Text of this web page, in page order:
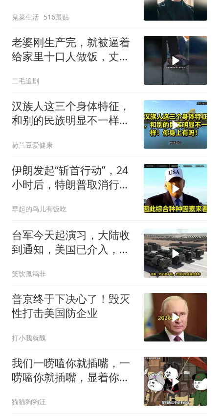
鬼菜生活 516跟贴
老婆刚生产完，就被逼着
给家里十口人做饭，丈夫
二毛追剧
汉族人这三个身体特征，
和别的民族明显不一样！
荷兰豆爱健康
伊朗发起“斩首行动”，24
小时后，特朗普取消行
早起的鸟儿有饭吃
台军今天起演习，大陆收
到通知，美国已介入，日
笑饮孤鸿非
普京终于下决心了！毁灭
性打击美国防企业
打小我就醜
我们一唠嗑你就插嘴，一
唠嗑你就插嘴，显着你
猫猫狗狗汪